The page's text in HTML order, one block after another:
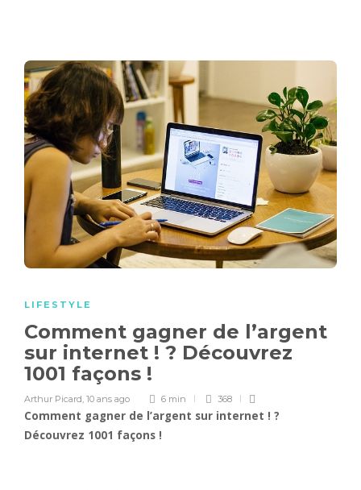
LIFESTYLE
Comment gagner de l’argent
sur internet ! ? Découvrez
1001 façons !
Arthur Picard, 10 ans ago 6 min 368
Comment gagner de l’argent sur internet ! ?
Découvrez 1001 façons !